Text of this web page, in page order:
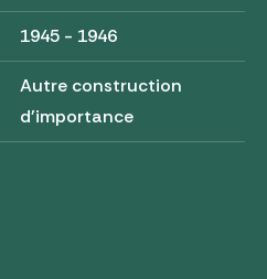
1945 - 1946
Autre construction
d'importance